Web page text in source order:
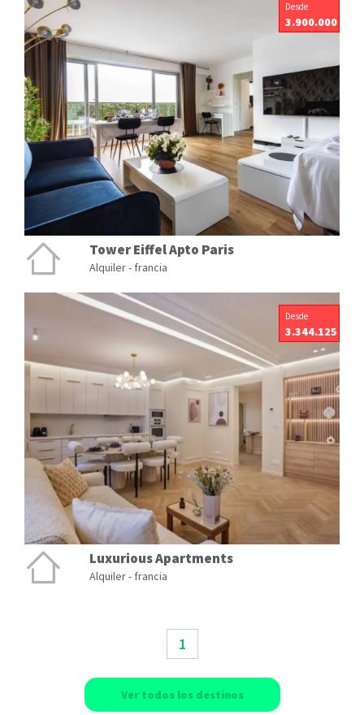
Desde
3.900.000
Tower Eiffel Apto Paris
Alquiler - francia
Desde
3.344.125
Luxurious Apartments
Alquiler - francia
1
Ver todos los destinos